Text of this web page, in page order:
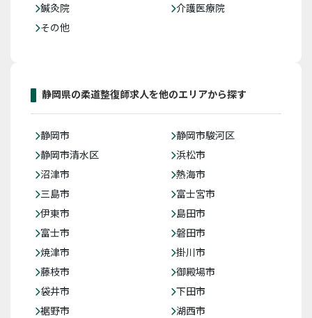
鍼灸院
介護医療院
その他
静岡県の柔道整復師求人を他のエリアから探す
静岡市
静岡市駿河区
静岡市清水区
浜松市
沼津市
熱海市
三島市
富士宮市
伊東市
島田市
富士市
磐田市
焼津市
掛川市
藤枝市
御殿場市
袋井市
下田市
裾野市
湖西市